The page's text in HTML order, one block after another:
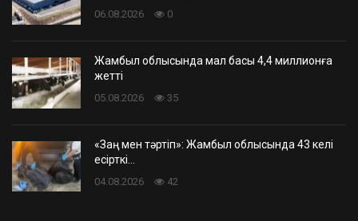
06.08.2026 0
Жамбыл облысында мал басы 4,4 миллионға
жетті
05.08.2026 35
«Заң мен тәртіп»: Жамбыл облысында 43 келі
есірткі…
04.08.2026 42